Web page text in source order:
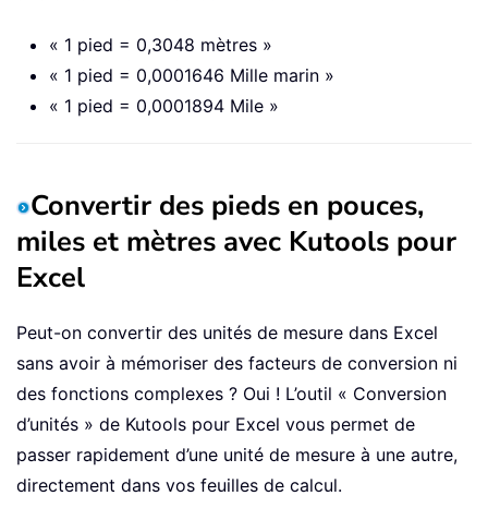
« 1 pied = 0,3048 mètres »
« 1 pied = 0,0001646 Mille marin »
« 1 pied = 0,0001894 Mile »
Convertir des pieds en pouces,
miles et mètres avec Kutools pour
Excel
Peut-on convertir des unités de mesure dans Excel
sans avoir à mémoriser des facteurs de conversion ni
des fonctions complexes ? Oui ! L’outil « Conversion
d’unités » de Kutools pour Excel vous permet de
passer rapidement d’une unité de mesure à une autre,
directement dans vos feuilles de calcul.